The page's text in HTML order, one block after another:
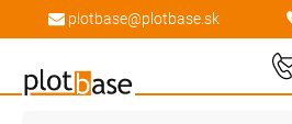
plotbase@plotbase.sk